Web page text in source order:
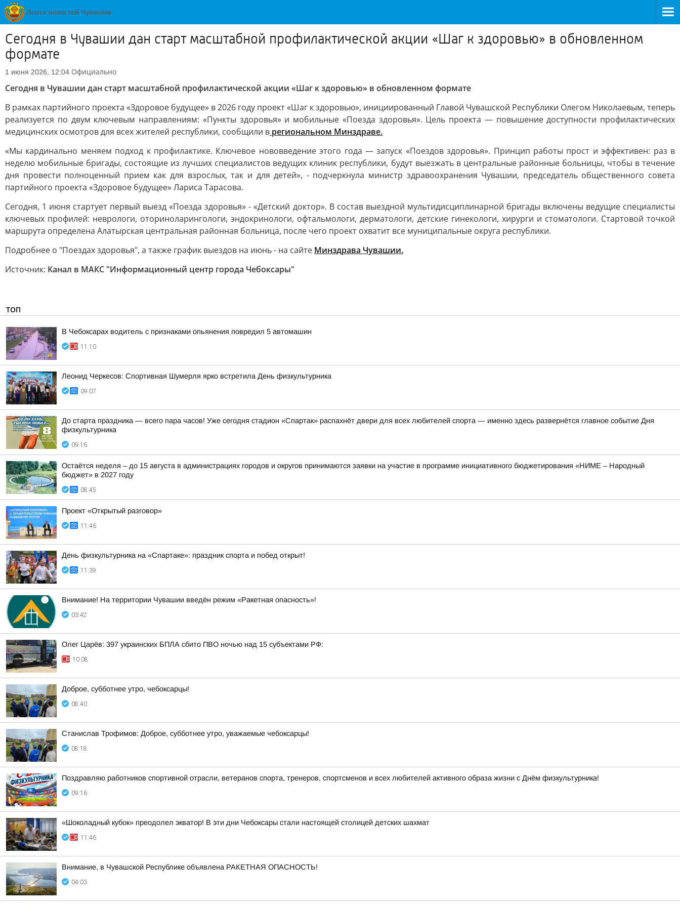
Сегодня в Чувашии дан старт масштабной профилактической акции «Шаг к здоровью» в обновленном
формате
1 июня 2026, 12:04 Официально
Сегодня в Чувашии дан старт масштабной профилактической акции «Шаг к здоровью» в обновленном формате
В рамках партийного проекта «Здоровое будущее» в 2026 году проект «Шаг к здоровью», инициированный Главой Чувашской Республики Олегом Николаевым, теперь
реализуется по двум ключевым направлениям: «Пункты здоровья» и мобильные «Поезда здоровья». Цель проекта — повышение доступности профилактических
медицинских осмотров для всех жителей республики, сообщили в региональном Минздраве.
«Мы кардинально меняем подход к профилактике. Ключевое нововведение этого года — запуск «Поездов здоровья». Принцип работы прост и эффективен: раз в
неделю мобильные бригады, состоящие из лучших специалистов ведущих клиник республики, будут выезжать в центральные районные больницы, чтобы в течение
дня провести полноценный прием как для взрослых, так и для детей», - подчеркнула министр здравоохранения Чувашии, председатель общественного совета
партийного проекта «Здоровое будущее» Лариса Тарасова.
Сегодня, 1 июня стартует первый выезд «Поезда здоровья» - «Детский доктор». В состав выездной мультидисциплинарной бригады включены ведущие специалисты
ключевых профилей: неврологи, оториноларингологи, эндокринологи, офтальмологи, дерматологи, детские гинекологи, хирурги и стоматологи. Стартовой точкой
маршрута определена Алатырская центральная районная больница, после чего проект охватит все муниципальные округа республики.
Подробнее о "Поездах здоровья", а также график выездов на июнь - на сайте Минздрава Чувашии.
Источник: Канал в МАКС "Информационный центр города Чебоксары"
ТОП
В Чебоксарах водитель с признаками опьянения повредил 5 автомашин
11:10
Леонид Черкесов: Спортивная Шумерля ярко встретила День физкультурника
09:07
До старта праздника — всего пара часов! Уже сегодня стадион «Спартак» распахнёт двери для всех любителей спорта — именно здесь развернётся главное событие Дня
физкультурника
09:16
Остаётся неделя – до 15 августа в администрациях городов и округов принимаются заявки на участие в программе инициативного бюджетирования «НИМЕ – Народный
бюджет» в 2027 году
08:45
Проект «Открытый разговор»
11:46
День физкультурника на «Спартаке»: праздник спорта и побед открыт!
11:39
Внимание! На территории Чувашии введён режим «Ракетная опасность»!
03:42
Олег Царёв: 397 украинских БПЛА сбито ПВО ночью над 15 субъектами РФ:
10:08
Доброе, субботнее утро, чебоксарцы!
08:40
Станислав Трофимов: Доброе, субботнее утро, уважаемые чебоксарцы!
08:18
Поздравляю работников спортивной отрасли, ветеранов спорта, тренеров, спортсменов и всех любителей активного образа жизни с Днём физкультурника!
09:16
«Шоколадный кубок» преодолел экватор! В эти дни Чебоксары стали настоящей столицей детских шахмат
11:46
Внимание, в Чувашской Республике объявлена РАКЕТНАЯ ОПАСНОСТЬ!
04:03